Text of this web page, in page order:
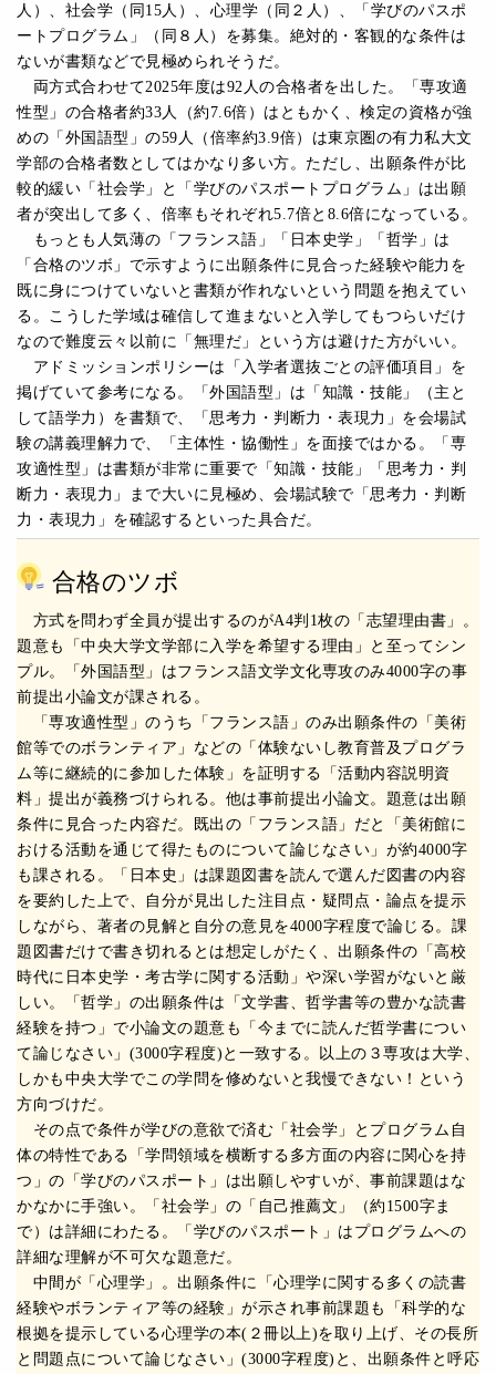
人）、社会学（同15人）、心理学（同２人）、「学びのパスポ
ートプログラム」（同８人）を募集。絶対的・客観的な条件は
ないが書類などで見極められそうだ。
両方式合わせて2025年度は92人の合格者を出した。「専攻適
性型」の合格者約33人（約7.6倍）はともかく、検定の資格が強
めの「外国語型」の59人（倍率約3.9倍）は東京圏の有力私大文
学部の合格者数としてはかなり多い方。ただし、出願条件が比
較的緩い「社会学」と「学びのパスポートプログラム」は出願
者が突出して多く、倍率もそれぞれ5.7倍と8.6倍になっている。
もっとも人気薄の「フランス語」「日本史学」「哲学」は
「合格のツボ」で示すように出願条件に見合った経験や能力を
既に身につけていないと書類が作れないという問題を抱えてい
る。こうした学域は確信して進まないと入学してもつらいだけ
なので難度云々以前に「無理だ」という方は避けた方がいい。
アドミッションポリシーは「入学者選抜ごとの評価項目」を
掲げていて参考になる。「外国語型」は「知識・技能」（主と
して語学力）を書類で、「思考力・判断力・表現力」を会場試
験の講義理解力で、「主体性・協働性」を面接ではかる。「専
攻適性型」は書類が非常に重要で「知識・技能」「思考力・判
断力・表現力」まで大いに見極め、会場試験で「思考力・判断
力・表現力」を確認するといった具合だ。
合格のツボ
方式を問わず全員が提出するのがA4判1枚の「志望理由書」。
題意も「中央大学文学部に入学を希望する理由」と至ってシン
プル。「外国語型」はフランス語文学文化専攻のみ4000字の事
前提出小論文が課される。
「専攻適性型」のうち「フランス語」のみ出願条件の「美術
館等でのボランティア」などの「体験ないし教育普及プログラ
ム等に継続的に参加した体験」を証明する「活動内容説明資
料」提出が義務づけられる。他は事前提出小論文。題意は出願
条件に見合った内容だ。既出の「フランス語」だと「美術館に
おける活動を通じて得たものについて論じなさい」が約4000字
も課される。「日本史」は課題図書を読んで選んだ図書の内容
を要約した上で、自分が見出した注目点・疑問点・論点を提示
しながら、著者の見解と自分の意見を4000字程度で論じる。課
題図書だけで書き切れるとは想定しがたく、出願条件の「高校
時代に日本史学・考古学に関する活動」や深い学習がないと厳
しい。「哲学」の出願条件は「文学書、哲学書等の豊かな読書
経験を持つ」で小論文の題意も「今までに読んだ哲学書につい
て論じなさい」(3000字程度)と一致する。以上の３専攻は大学、
しかも中央大学でこの学問を修めないと我慢できない！という
方向づけだ。
その点で条件が学びの意欲で済む「社会学」とプログラム自
体の特性である「学問領域を横断する多方面の内容に関心を持
つ」の「学びのパスポート」は出願しやすいが、事前課題はな
かなかに手強い。「社会学」の「自己推薦文」（約1500字ま
で）は詳細にわたる。「学びのパスポート」はプログラムへの
詳細な理解が不可欠な題意だ。
中間が「心理学」。出願条件に「心理学に関する多くの読書
経験やボランティア等の経験」が示され事前課題も「科学的な
根拠を提示している心理学の本(２冊以上)を取り上げ、その長所
と問題点について論じなさい」(3000字程度)と、出願条件と呼応